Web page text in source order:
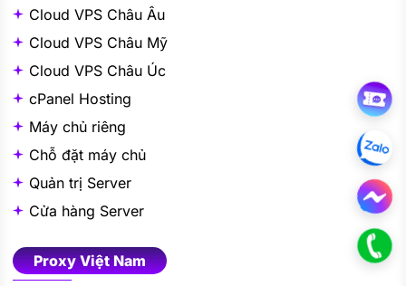
Cloud VPS Châu Mỹ
Cloud VPS Châu Úc
cPanel Hosting
Máy chủ riêng
Chỗ đặt máy chủ
Quản trị Server
Cửa hàng Server
Proxy IPv4 Datacenter Tĩnh